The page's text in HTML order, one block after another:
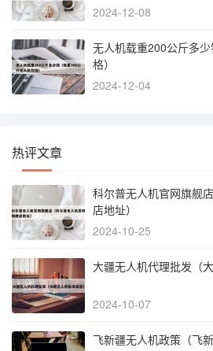
2024-12-08
无人机载重200公斤多
格）
2024-12-04
热评文章
科尔普无人机官网旗舰
店地址）
2024-10-25
大疆无人机代理批发（
2024-10-07
飞新疆无人机政策（飞